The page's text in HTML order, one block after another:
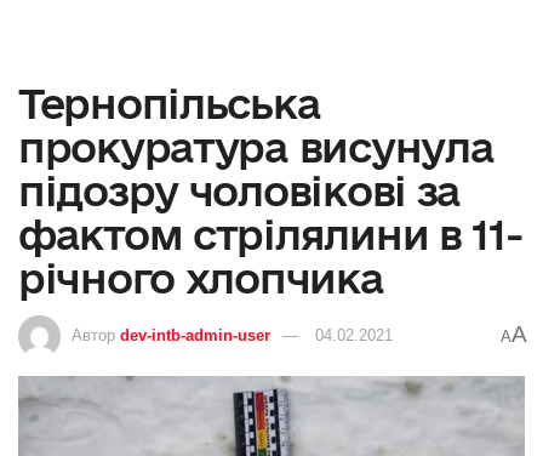
Тернопільська
прокуратура висунула
підозру чоловікові за
фактом стрілялини в 11-
річного хлопчика
Автор dev-intb-admin-user 04.02.2021 AA